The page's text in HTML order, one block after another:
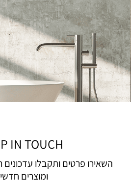
IN TOUCH
השאירו פרטים ותקבלו
ומוצרים